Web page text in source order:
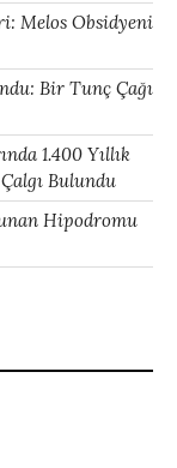
Melos Obsidyeni
Bir Tunç Çağı
1.400 Yıllık
Bulundu
Hipodromu